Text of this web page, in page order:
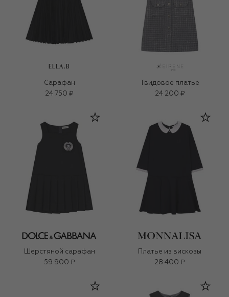
ELLA.B
Сарафан
24 750 ₽
Твидовое платье
24 200 ₽
Шерстяной сарафан
59 900 ₽
Платье из вискозы
28 400 ₽